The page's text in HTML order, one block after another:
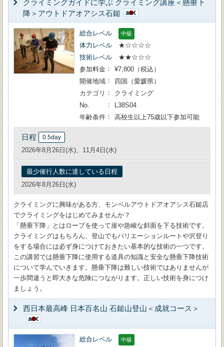
クライミングガイドに学ぶ クライミング講座＜懸垂下
降＞アウトドアオアシス石鎚
総合レベル 中級
体力レベル
★☆☆☆☆
技術レベル
★★☆☆☆
参加料金
¥7,800（税込）
開催地域
四国（愛媛県）
カテゴリ
クライミング
No.
L38S04
年齢条件
高校生以上75歳以下参加可能
日程 0.5day
2026年8月26日(水)、11月4日(水)
最少催行人数に達している日程
2026年8月26日(水)
クライミングに興味がある方、モンベルアウトドアオアシス石鎚店
でクライミングをはじめてみませんか？
「懸垂下降」とはロープを使って崖や急峻な斜面を下る技術です。
クライミングはもちろん、登山でもバリエーションルートや沢登り
をする場合には必ず身につけておきたい基本的な技術の一つです。
この講習では懸垂下降に使用する道具の知識と安全な懸垂下降技術
について学んでいきます。懸垂下降は難しい技術ではありませんが
一歩間違うと即大きな危険につながります。正しい技術を身につけ
ましょう。
西日本最高峰 日本百名山 石鎚山登山＜成就コース＞
総合レベル 中級